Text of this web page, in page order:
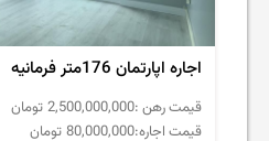
اجاره اپارتمان 176متر فرمانیه
قیمت رهن :2,500,000,000 تومان
قیمت اجاره:80,000,000 تومان